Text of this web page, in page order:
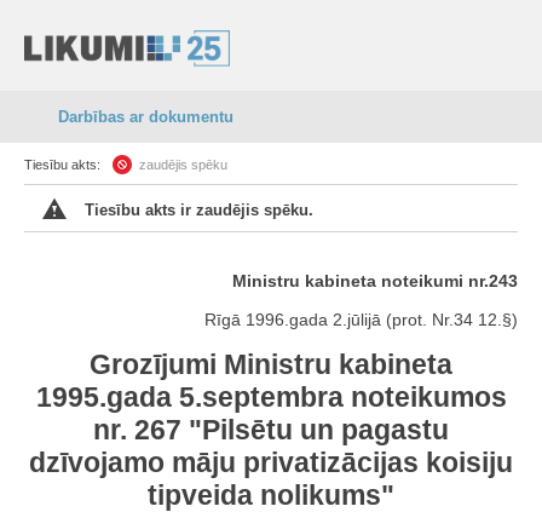
Darbības ar dokumentu
Tiesību akts: zaudējis spēku
Tiesību akts ir zaudējis spēku.
Ministru kabineta noteikumi nr.243
Rīgā 1996.gada 2.jūlijā (prot. Nr.34 12.§)
Grozījumi Ministru kabineta
1995.gada 5.septembra noteikumos
nr. 267 "Pilsētu un pagastu
dzīvojamo māju privatizācijas koisiju
tipveida nolikums"